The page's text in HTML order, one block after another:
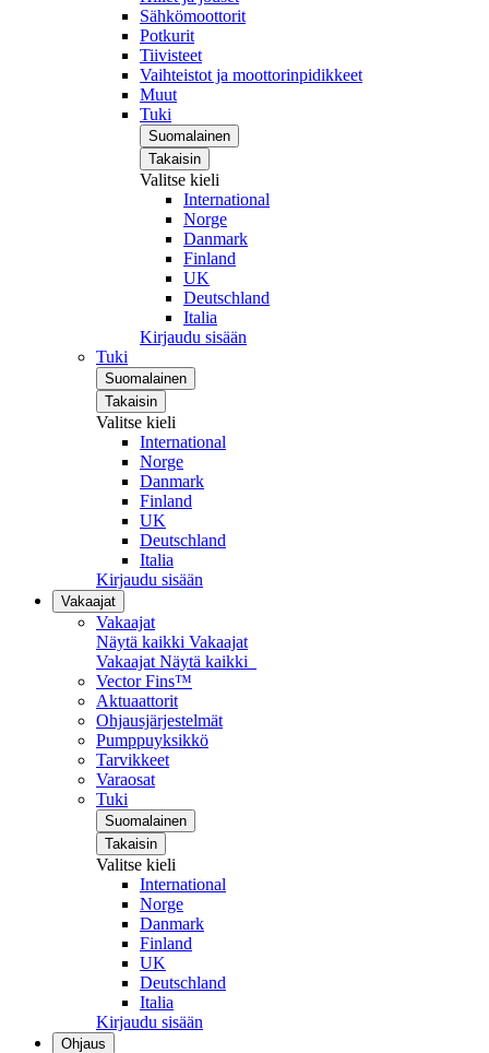
Sähkömoottorit
Potkurit
Tiivisteet
Vaihteistot ja moottorinpidikkeet
Muut
Tuki
Suomalainen
Takaisin
Valitse kieli
International
Norge
Danmark
Finland
UK
Deutschland
Italia
Kirjaudu sisään
Tuki
Suomalainen
Takaisin
Valitse kieli
International
Norge
Danmark
Finland
UK
Deutschland
Italia
Kirjaudu sisään
Vakaajat
Vakaajat
Näytä kaikki Vakaajat
Vakaajat Näytä kaikki
Vector Fins™
Aktuaattorit
Ohjausjärjestelmät
Pumppuyksikkö
Tarvikkeet
Varaosat
Tuki
Suomalainen
Takaisin
Valitse kieli
International
Norge
Danmark
Finland
UK
Deutschland
Italia
Kirjaudu sisään
Ohjaus